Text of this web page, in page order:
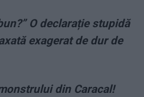
O declarație stupidă
exagerat de dur de
din Caracal!